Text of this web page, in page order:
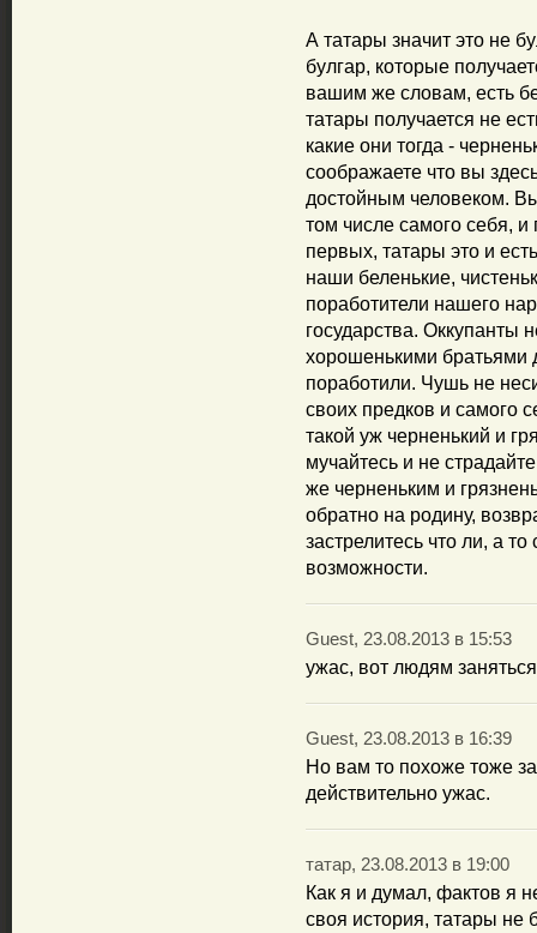
А татары значит это не
булгар, которые
вашим же словам, есть
татары получается не
какие они тогда -
соображаете что вы
достойным человеком.
том числе самого себя,
первых, татары это и
наши беленькие,
поработители нашего
государства. Оккупанты
хорошенькими братьями
поработили. Чушь не
своих предков и самого
такой уж черненький и
мучайтесь и не
же черненьким и
обратно на родину,
застрелитесь что ли, а
возможности.
Guest, 23.08.2013 в 15:53
ужас, вот людям
Guest, 23.08.2013 в 16:39
Но вам то похоже тоже
действительно ужас.
татар, 23.08.2013 в 19:00
Как я и думал, фактов я
своя история, татары не